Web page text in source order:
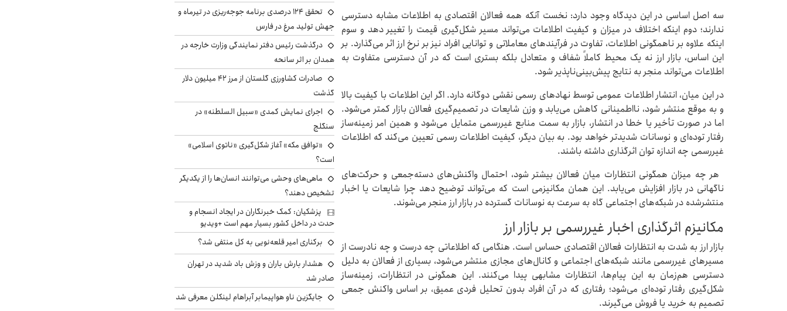
سه اصل اساسی در این دیدگاه وجود دارد: نخست آنکه همه فعالان اقتصادی به اطلاعات مشابه دسترسی
ندارند؛ دوم اینکه اختلاف در میزان و کیفیت اطلاعات می‌تواند مسیر شکل‌گیری قیمت را تغییر دهد و سوم
اینکه علاوه بر ناهمگونی اطلاعات، تفاوت در فرآیندهای معاملاتی و توانایی افراد نیز بر نرخ ارز اثر می‌گذارد. بر
این اساس، بازار ارز نه یک محیط کاملاً شفاف و متعادل بلکه بستری است که در آن دسترسی متفاوت به
اطلاعات می‌تواند منجر به نتایج پیش‌بینی‌ناپذیر شود.
در این میان، انتشار اطلاعات عمومی توسط نهادهای رسمی نقشی دوگانه دارد. اگر این اطلاعات با کیفیت بالا
و به موقع منتشر شود، نااطمینانی کاهش می‌یابد و وزن شایعات در تصمیم‌گیری فعالان بازار کمتر می‌شود.
اما در صورت تأخیر یا خطا در انتشار، بازار به سمت منابع غیررسمی متمایل می‌شود و همین امر زمینه‌ساز
رفتار توده‌ای و نوسانات شدیدتر خواهد بود. به بیان دیگر، کیفیت اطلاعات رسمی تعیین می‌کند که اطلاعات
غیررسمی چه اندازه توان اثرگذاری داشته باشند.
هر چه میزان همگونی انتظارات میان فعالان بیشتر شود، احتمال واکنش‌های دسته‌جمعی و حرکت‌های
ناگهانی در بازار افزایش می‌یابد. این همان مکانیزمی است که می‌تواند توضیح دهد چرا شایعات یا اخبار
منتشرشده در شبکه‌های اجتماعی گاه به سرعت به نوسانات گسترده در بازار ارز منجر می‌شوند.
مکانیزم اثرگذاری اخبار غیررسمی بر بازار ارز
بازار ارز به شدت به انتظارات فعالان اقتصادی حساس است. هنگامی که اطلاعاتی چه درست و چه نادرست از
مسیرهای غیررسمی مانند شبکه‌های اجتماعی و کانال‌های مجازی منتشر می‌شود، بسیاری از فعالان به دلیل
دسترسی هم‌زمان به این پیام‌ها، انتظارات مشابهی پیدا می‌کنند. این همگونی در انتظارات، زمینه‌ساز
شکل‌گیری رفتار توده‌ای می‌شود؛ رفتاری که در آن افراد بدون تحلیل فردی عمیق، بر اساس واکنش جمعی
تصمیم به خرید یا فروش می‌گیرند.
تحقق ۱۲۴ درصدی برنامه جوجه‌ریزی در تیرماه و
جهش تولید مرغ در فارس
درگذشت رئیس دفتر نمایندگی وزارت خارجه در
همدان بر اثر سانحه
صادرات کشاورزی گلستان از مرز ۴۲ میلیون دلار
گذشت
اجرای نمایش کمدی «سبیل السلطنه» در
سنگلج
«توافق مکه» آغاز شکل‌گیری «ناتوی اسلامی»
است؟
ماهی‌های وحشی می‌توانند انسان‌ها را از یکدیگر
تشخیص دهند؟
پزشکیان: کمک خبرنگاران در ایجاد انسجام و
حدت در داخل کشور بسیار مهم است +ویدیو
برکناری امیر قلعه‌نویی به کل منتفی شد؟
هشدار بارش باران و وزش باد شدید در تهران
صادر شد
جایگزین ناو هواپیمابر آبراهام لینکلن معرفی شد